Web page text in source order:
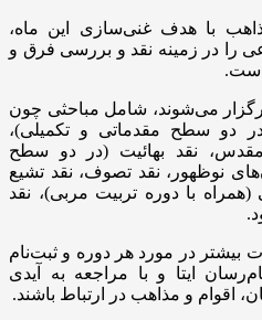
با هدف غنی‌سازی این ماه،
را در زمینه نقد و بررسی فرق و
است.
می‌شوند، شامل مباحثی چون
دو سطح مقدماتی و تکمیلی)،
نقد بهائیت (در دو سطح
نوظهور، نقد تصوف، نقد تشیع
با دوره تربیت مربی)، نقد
بیشتر در مورد هر دوره و ثبت‌نام
ایتا و با مراجعه به
آیدی